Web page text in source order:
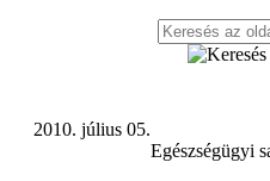
2010. július 05.
Egészségügyi